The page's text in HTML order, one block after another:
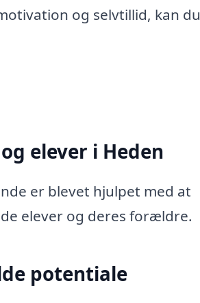
og selvtillid, kan du
elever i Heden
er blevet hjulpet med at
elever og deres forældre.
potentiale